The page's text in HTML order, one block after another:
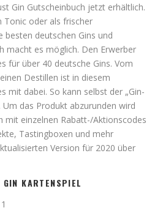
Gin Gutscheinbuch jetzt erhältlich.
Tonic oder als frischer
besten deutschen Gins und
macht es möglich. Den Erwerber
für über 40 deutsche Gins. Vom
Destillen ist in diesem
mit dabei. So kann selbst der „Gin-
das Produkt abzurunden wird
mit einzelnen Rabatt-/Aktionscodes
Tastingboxen und mehr
Version für 2020 über
KARTENSPIEL